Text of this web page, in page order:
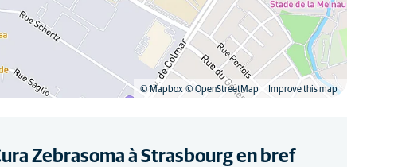
© Mapbox © OpenStreetMap Improve this map
Zebrasoma à Strasbourg en bref